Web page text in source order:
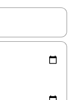
flèches vers le